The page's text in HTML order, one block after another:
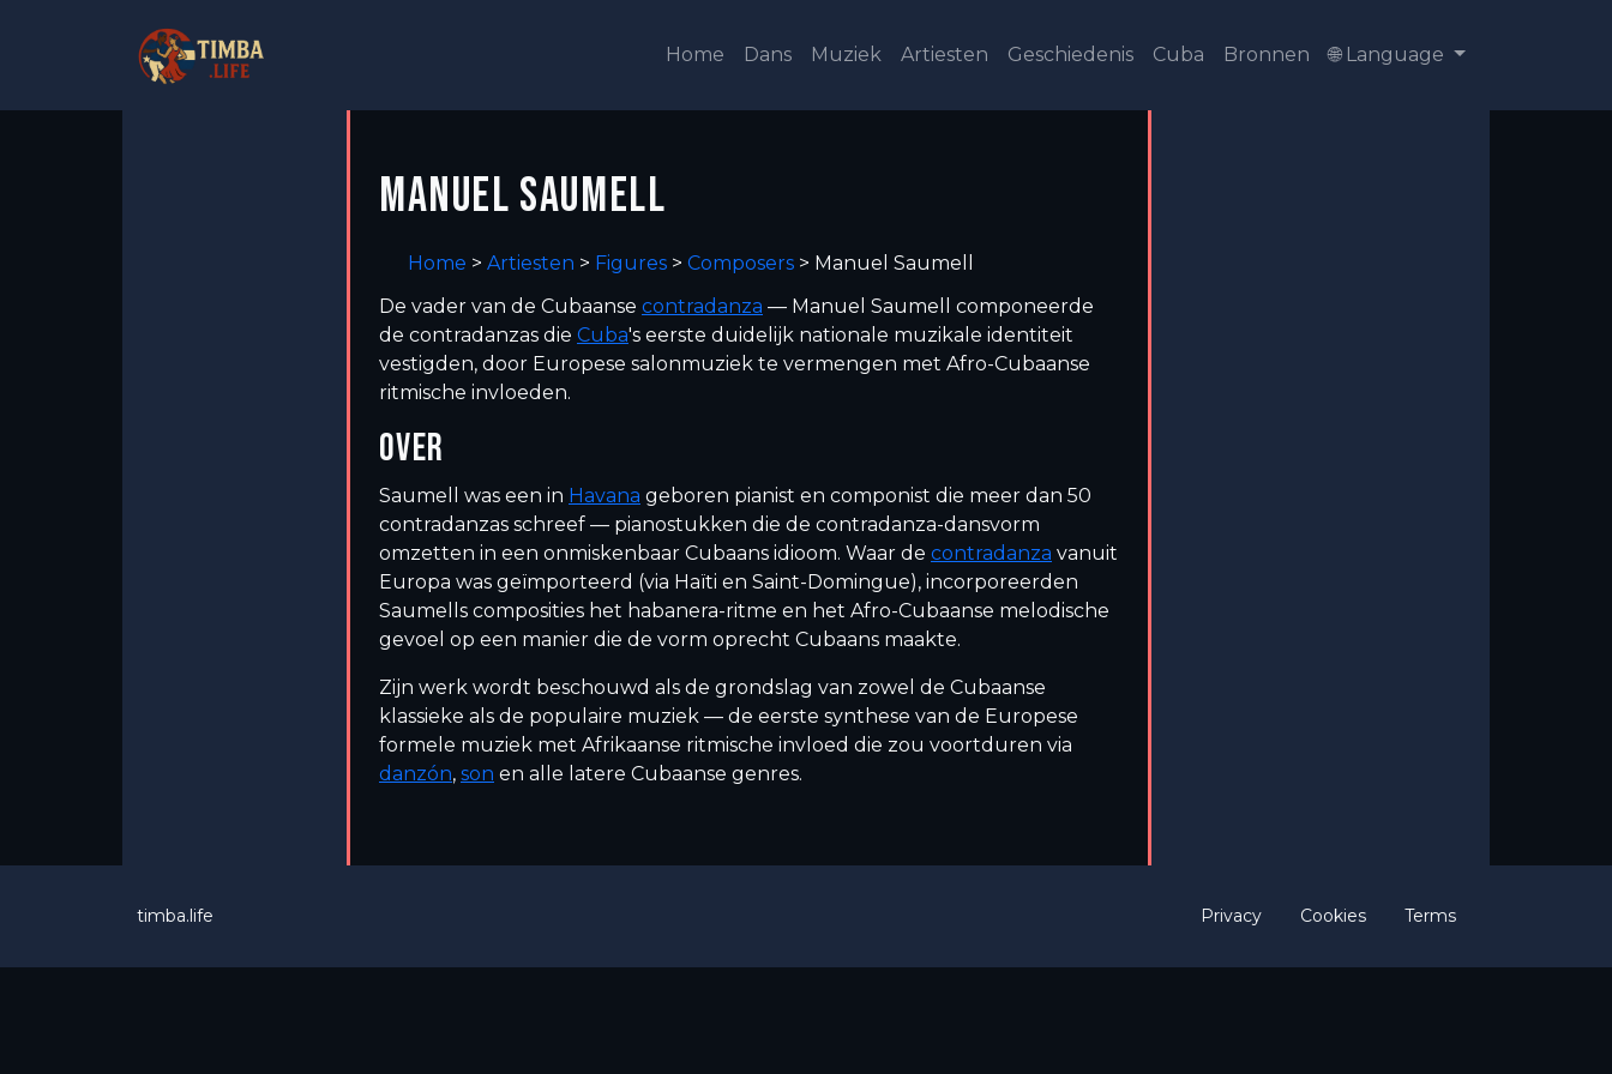
Home Dans Muziek Artiesten Geschiedenis Cuba Bronnen 🌐 Language
MANUEL SAUMELL
Home > Artiesten > Figures > Composers > Manuel Saumell
De vader van de Cubaanse contradanza — Manuel Saumell componeerde
de contradanzas die Cuba's eerste duidelijk nationale muzikale identiteit
vestigden, door Europese salonmuziek te vermengen met Afro-Cubaanse
ritmische invloeden.
OVER
Saumell was een in Havana geboren pianist en componist die meer dan 50
contradanzas schreef — pianostukken die de contradanza-dansvorm
omzetten in een onmiskenbaar Cubaans idioom. Waar de contradanza vanuit
Europa was geïmporteerd (via Haïti en Saint-Domingue), incorporeerden
Saumells composities het habanera-ritme en het Afro-Cubaanse melodische
gevoel op een manier die de vorm oprecht Cubaans maakte.
Zijn werk wordt beschouwd als de grondslag van zowel de Cubaanse
klassieke als de populaire muziek — de eerste synthese van de Europese
formele muziek met Afrikaanse ritmische invloed die zou voortduren via
danzón, son en alle latere Cubaanse genres.
timba.life Privacy Cookies Terms